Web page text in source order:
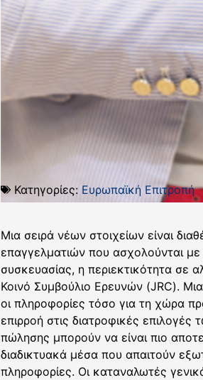
Κατηγορίες: Ευρωπαϊκή Επιτροπή
Μια σειρά νέων στοιχείων είναι
επαγγελματιών που ασχολούνται με
συσκευασίας, η περιεκτικότητα σε
Κοινό Συμβούλιο Ερευνών (JRC).
οι πληροφορίες τόσο για τη χώρα
επιρροή στις διατροφικές
πώλησης μπορούν να είναι πιο
διαδικτυακά μέσα που απαιτούν
πληροφορίες. Οι καταναλωτές